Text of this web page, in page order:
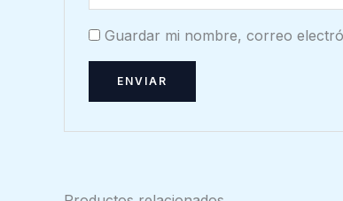
Guardar mi nombre, correo